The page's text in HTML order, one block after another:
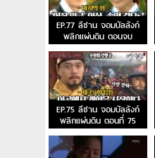
EP.77 ลีซาน จอมบัลลังก์
พลิกแผ่นดิน ตอนจบ
EP.75 ลีซาน จอมบัลลังก์
พลิกแผ่นดิน ตอนที่ 75